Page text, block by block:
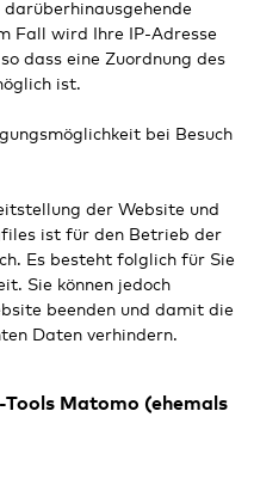
Fall wird Ihre IP-Adresse
dass eine Zuordnung des
ist.
bei Besuch
der Website und
ist für den Betrieb der
Es besteht folglich für Sie
Sie können jedoch
beenden und damit die
Daten verhindern.
Tools Matomo (ehemals